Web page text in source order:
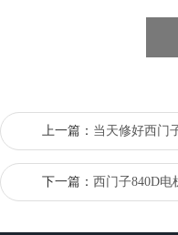
上一篇： 当天修好西门
下一篇： 西门子840D